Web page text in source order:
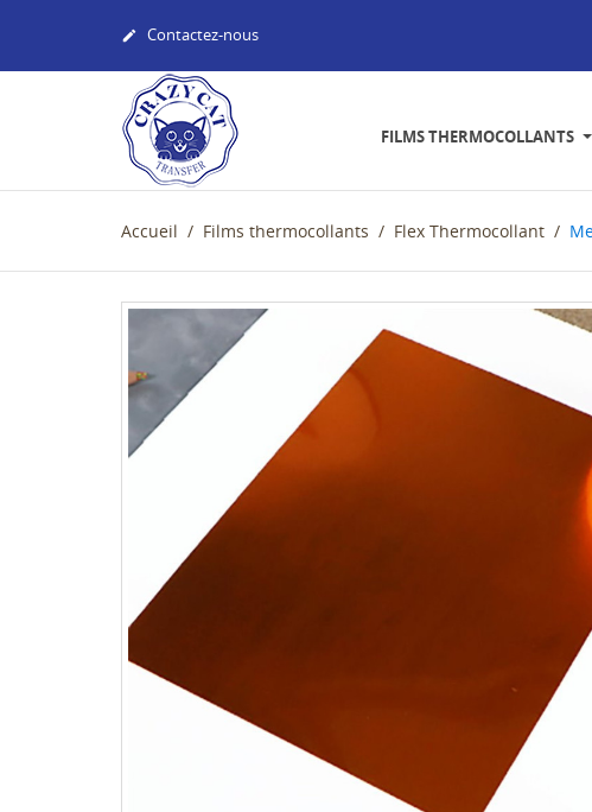
 Contactez-nous
FILMS THERMOCOLLANTS
Accueil Films thermocollants Flex Thermocollant